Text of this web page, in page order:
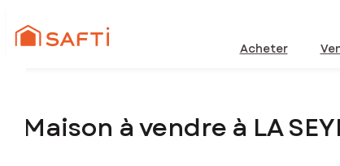
Acheter
Maison à vendre à LA